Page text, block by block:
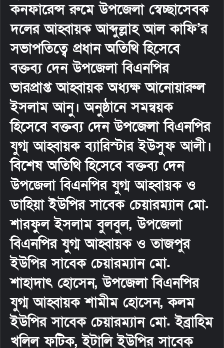
কনফারেন্স রুমে উপজেলা স্বেচ্ছাসেবক
দলের আহ্বায়ক আব্দুল্লাহ আল কাফি’র
সভাপতিত্বে প্রধান অতিথি হিসেবে
বক্তব্য দেন উপজেলা বিএনপির
ভারপ্রাপ্ত আহ্বায়ক অধ্যক্ষ আনোয়ারুল
ইসলাম আনু। অনুষ্ঠানে সমন্বয়ক
হিসেবে বক্তব্য দেন উপজেলা বিএনপির
যুগ্ম আহ্বায়ক ব্যারিস্টার ইউসুফ আলী।
বিশেষ অতিথি হিসেবে বক্তব্য দেন
উপজেলা বিএনপির যুগ্ম আহ্বায়ক ও
ডাহিয়া ইউপির সাবেক চেয়ারম্যান মো.
শারফুল ইসলাম বুলবুল, উপজেলা
বিএনপির যুগ্ম আহ্বায়ক ও তাজপুর
ইউপির সাবেক চেয়ারম্যান মো.
শাহাদাৎ হোসেন, উপজেলা বিএনপির
যুগ্ম আহ্বায়ক শামীম হোসেন, কলম
ইউপির সাবেক চেয়ারম্যান মো. ইব্রাহিম
খলিল ফটিক, ইটালি ইউপির সাবেক